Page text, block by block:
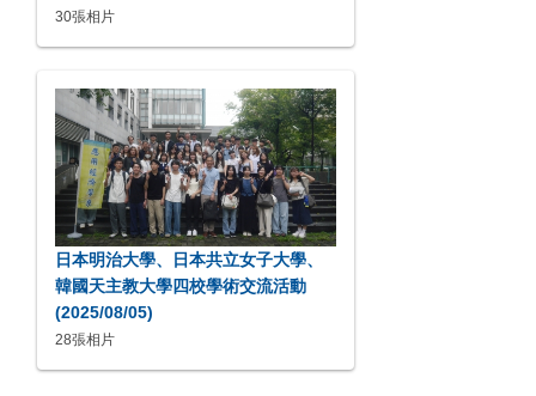
30張相片
日本明治大學、日本共立女子大學、
韓國天主教大學四校學術交流活動
(2025/08/05)
28張相片